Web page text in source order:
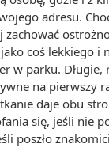
adresu.
zachować
coś lekkiego i
w parku.
na pierwszy
daje obu
się, jeśli nie
poszło